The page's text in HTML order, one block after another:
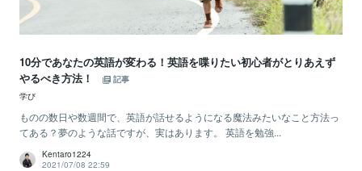
10分であなたの英語が変わる！英語を喋りたい初心者がとりあえず
やるべき方法！
記事
学び
ものの数日や数週間で、英語が話せるようになる魔法みたいなこと方法っ
てある？夢のような話ですが、実はあります。 英語を勉強...
Kentaro1224
2021/07/08 22:59